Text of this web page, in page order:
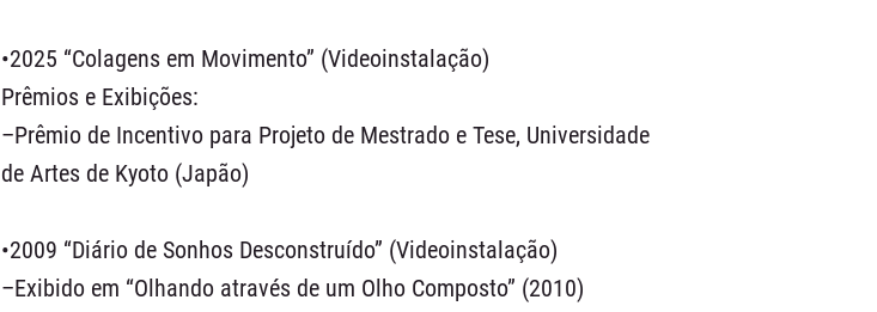
•2025 “Colagens em Movimento” (Videoinstalação)
Prêmios e Exibições:
–Prêmio de Incentivo para Projeto de Mestrado e Tese, Universidade
de Artes de Kyoto (Japão)
•2009 “Diário de Sonhos Desconstruído” (Videoinstalação)
–Exibido em “Olhando através de um Olho Composto” (2010)